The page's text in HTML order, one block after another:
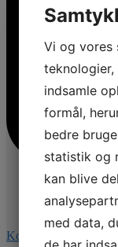
Kommentér på
Vi og vores
indsamle
formål,
bedre
statistik og
kan blive
med data,